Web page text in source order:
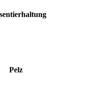
Pelz